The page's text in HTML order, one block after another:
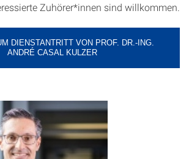
Zuhörer*innen sind willkommen.
DIENSTANTRITT VON PROF. DR.-ING.
ANDRÉ CASAL KULZER